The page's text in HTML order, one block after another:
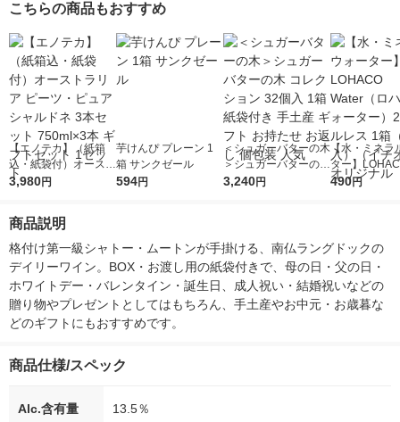
こちらの商品もおすすめ
【エノテカ】（紙箱
込・紙袋付）オースト
ラリア ピーツ・ピュ
トセット 1セット
3,980円
芋けんぴ プレーン 1
箱 サンクゼール
594円
＜シュガーバターの木
＞シュガーバターの木
コレクション 32個入
3,240円
【水・ミネラ
ター】
r（ロハコウ
490円
商品説明
格付け第一級シャトー・ムートンが手掛ける、南仏ラングドックの
デイリーワイン。BOX・お渡し用の紙袋付きで、母の日・父の日・
ホワイトデー・バレンタイン・誕生日、成人祝い・結婚祝いなどの
贈り物やプレゼントとしてはもちろん、手土産やお中元・お歳暮な
どのギフトにもおすすめです。
商品仕様/スペック
Alc.含有量
13.5％